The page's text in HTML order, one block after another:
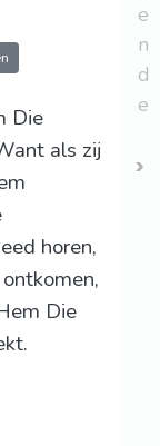
Die
als zij
horen,
Die
e
n
d
e